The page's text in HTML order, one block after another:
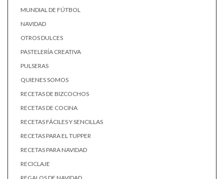
MUNDIAL DE FÚTBOL
NAVIDAD
OTROS DULCES
PASTELERÍA CREATIVA
PULSERAS
QUIENES SOMOS
RECETAS DE BIZCOCHOS
RECETAS DE COCINA
RECETAS FÁCILES Y SENCILLAS
RECETAS PARA EL TUPPER
RECETAS PARA NAVIDAD
RECICLAJE